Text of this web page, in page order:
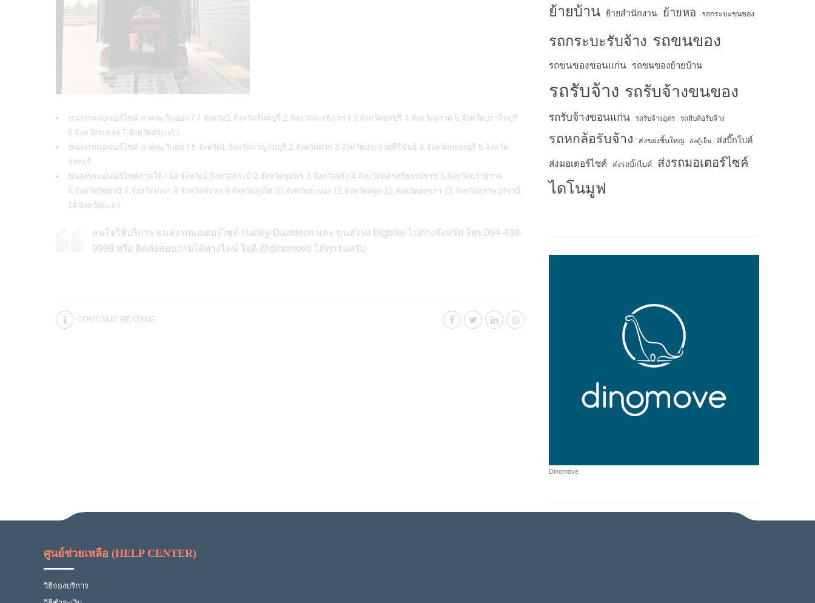
ขนส่งรถมอเตอร์ไซค์ ภาคตะวันออก / 7 จังหวัด1.จังหวัดจันทบุรี 2.จังหวัดฉะเชิงเทรา 3.จังหวัดชลบุรี 4.จังหวัดตราด 5.จังหวัดปราจีนบุรี
6.จังหวัดระยอง 7.จังหวัดสระแก้ว
ขนส่งรถมอเตอร์ไซค์ ภาคตะวันตก / 5 จังหวัด1.จังหวัดกาญจนบุรี 2.จังหวัดตาก 3.จังหวัดประจวบคีรีขันธ์ 4.จังหวัดเพชรบุรี 5.จังหวัด
ราชบุรี
ขนส่งรถมอเตอร์ไซค์ภาคใต้ / 14 จังหวัด1.จังหวัดกระบี่ 2.จังหวัดชุมพร 3.จังหวัดตรัง 4.จังหวัดนครศรีธรรมราช 5.จังหวัดนราธิวาส
6.จังหวัดปัตตานี 7.จังหวัดพังงา 8.จังหวัดพัทลุง 9.จังหวัดภูเก็ต 10.จังหวัดระนอง 11.จังหวัดสตูล 12.จังหวัดสงขลา 13.จังหวัดสุราษฎร์ธานี
14.จังหวัดยะลา
สนใจใช้บริการ ขนส่งรถมอเตอร์ไซค์ Harley-Davidson และ ขนส่งรถ Bigbike ไปต่างจังหวัด โทร.094-438-
9999 หรือ ติดต่อสอบถามได้ทางไลน์ ไอดี @dinomove ได้ทุกวันครับ
CONTINUE READING
ย้ายบ้าน ย้ายสำนักงาน ย้ายหอ รถกระบะขนของ
รถกระบะรับจ้าง รถขนของ
รถขนของขอนแก่น รถขนของย้ายบ้าน
รถรับจ้าง รถรับจ้างขนของ
รถรับจ้างขอนแก่น รถรับจ้างอุดร รถสิบล้อรับจ้าง
รถหกล้อรับจ้าง ส่งของชิ้นใหญ่ ส่งตู้เย็น ส่งบิ๊กไบค์
ส่งมอเตอร์ไซค์ ส่งรถบิ๊กไบค์ ส่งรถมอเตอร์ไซค์
ไดโนมูฟ
Dinomove
ศูนย์ช่วยเหลือ (HELP CENTER)
วิธีจองบริการ